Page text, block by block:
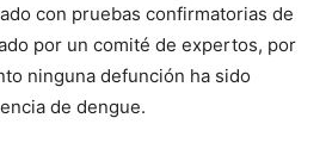
con pruebas confirmatorias de
por un comité de expertos, por
ninguna defunción ha sido
de dengue.